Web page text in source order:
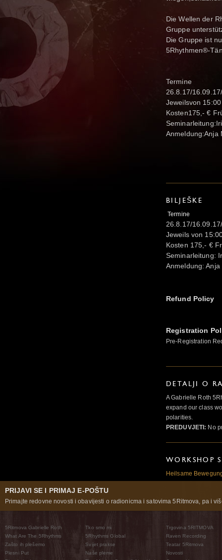
Die Wellen der
Gruppe
Die Gruppe ist
5Rhythmen®-
Termine
26.8.17/
Jeweilsvon
Kosten175,- €
Anmeldung:Anja
BILJEŠKE
Termine
26.8.17/
Jeweils von
Kosten 175,- €
Seminarleitung:
Anmeldung:
Refund Policy
Registration
Pre-Registration
DETALJI O
A Gabrielle Roth
expand our class
polarities.
PREDUVJETI: No
WORKSHOP
Heilsame
PRIJAVI SE I PRIMAJ E-POŠTU
Primajte redovne novosti i obavijesti o radionicma i satovima 5Ritmova, pa i
5Ritmova Gabrielle Roth
What Are The 5Rhythms
Zašto ih plešemo
Plesni Put
Tko smo mi
5Rhythms Global
Svijet prakse
Naše pleme
Trgovina 5RITMOVA
Raven Recording
Teatar 5Ritmova
Novosti